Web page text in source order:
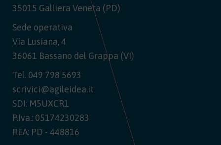
35015 Galliera Veneta (PD)
Sede operativa
Via Lusiana, 4
36061 Bassano del Grappa (VI)
Tel. 049 798 5693
scrivici@agileidea.it
SDI: M5UXCR1
P.Iva.: 05174230283
REA: PD - 448816